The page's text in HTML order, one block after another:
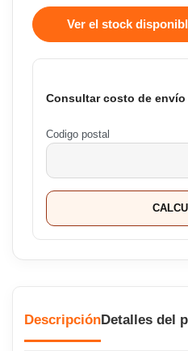
Ver el stock
Consultar costo de envío
Codigo postal
DescripciónDetalles del